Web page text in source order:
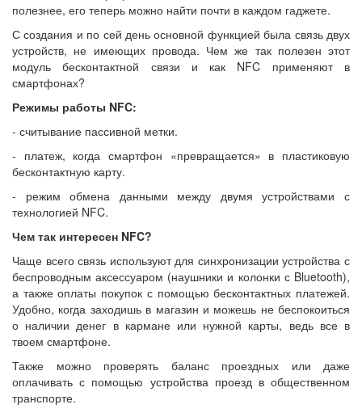
полезнее, его теперь можно найти почти в каждом гаджете.
С создания и по сей день основной функцией была связь двух
устройств, не имеющих провода. Чем же так полезен этот
модуль бесконтактной связи и как NFC применяют в
смартфонах?
Режимы работы NFC:
- считывание пассивной метки.
- платеж, когда смартфон «превращается» в пластиковую
бесконтактную карту.
- режим обмена данными между двумя устройствами с
технологией NFC.
Чем так интересен NFC?
Чаще всего связь используют для синхронизации устройства с
беспроводным аксессуаром (наушники и колонки с Bluetooth),
а также оплаты покупок с помощью бесконтактных платежей.
Удобно, когда заходишь в магазин и можешь не беспокоиться
о наличии денег в кармане или нужной карты, ведь все в
твоем смартфоне.
Также можно проверять баланс проездных или даже
оплачивать с помощью устройства проезд в общественном
транспорте.